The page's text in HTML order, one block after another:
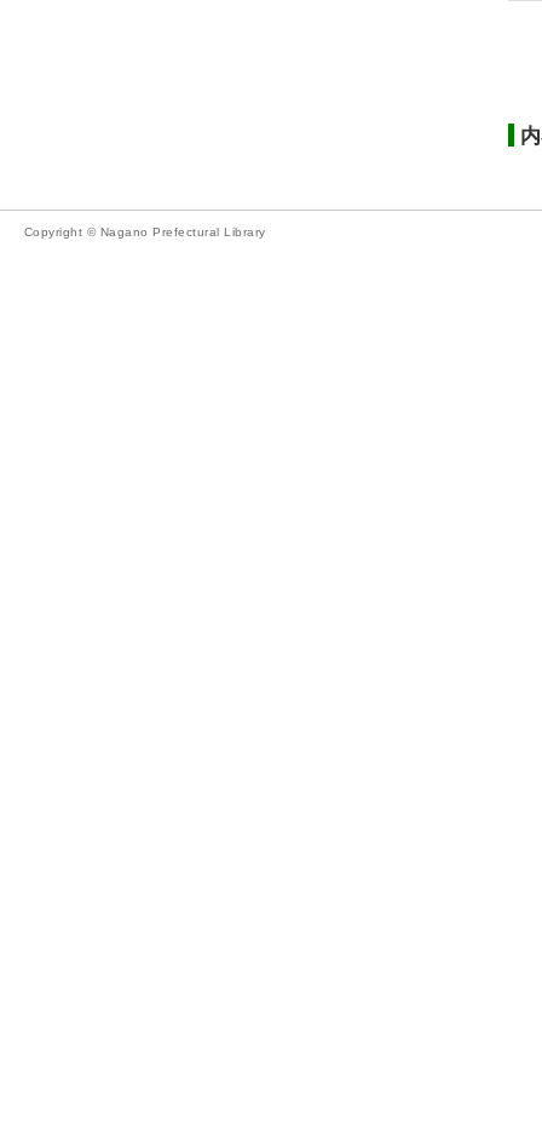
Copyright © Nagano Prefectural Library